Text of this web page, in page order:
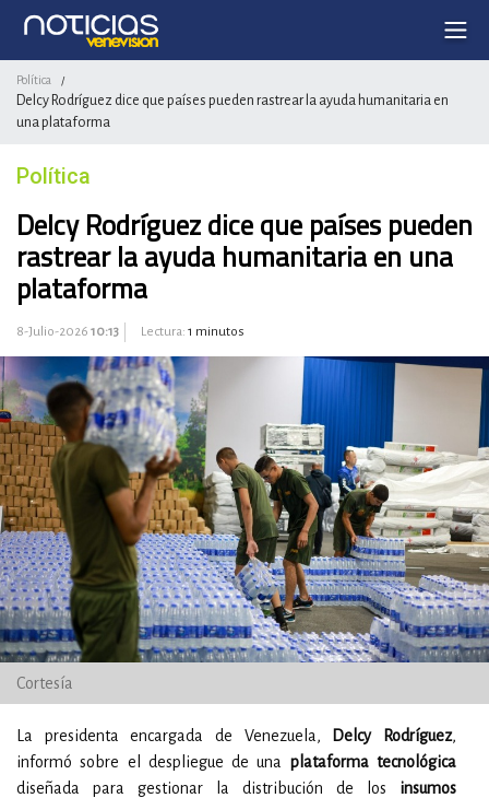
Política /
Delcy Rodríguez dice que países pueden rastrear la ayuda humanitaria en
una plataforma
Política
Delcy Rodríguez dice que países pueden
rastrear la ayuda humanitaria en una
plataforma
8-Julio-2026 10:13 Lectura: 1 minutos
Cortesía
La presidenta encargada de Venezuela, Delcy Rodríguez,
informó sobre el despliegue de una
plataforma tecnológica
diseñada para gestionar la distribución de los insumos